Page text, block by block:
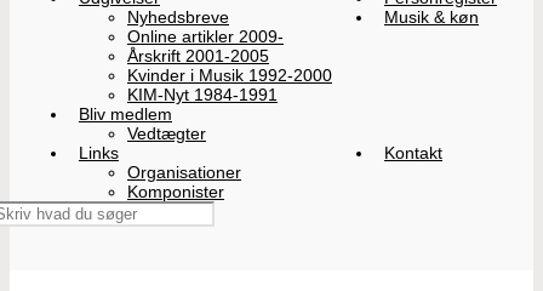
Nyhedsbreve
Online artikler 2009-
Årskrift 2001-2005
Kvinder i Musik 1992-2000
KIM-Nyt 1984-1991
Musik & køn
Bliv medlem
Vedtægter
Links
Organisationer
Komponister
Kontakt